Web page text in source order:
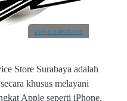
www.elmobsub.com
Store Surabaya adalah
khusus melayani
Apple seperti iPhone,